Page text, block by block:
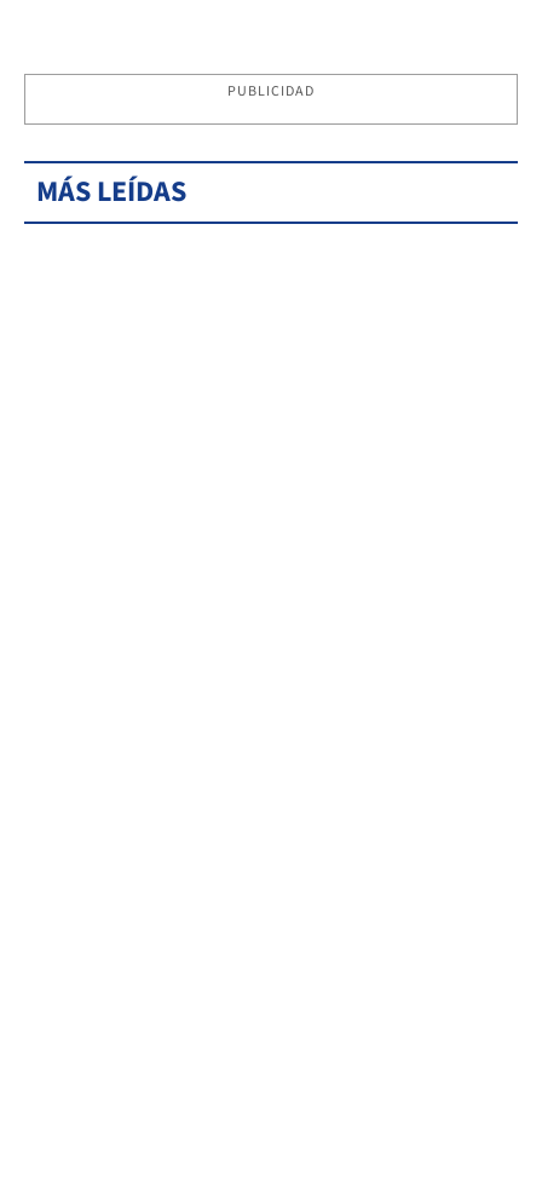
PUBLICIDAD
MÁS LEÍDAS